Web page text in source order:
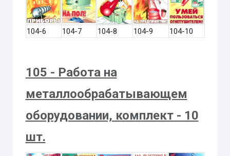
104-6 104-7 104-8 104-9 104-10
105 - Работа на
металлообрабатывающем
оборудовании, комплект - 10
шт.